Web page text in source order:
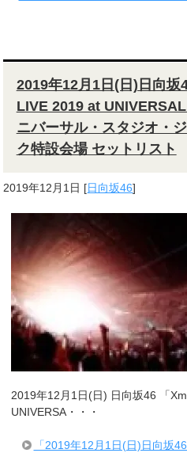
2019年12月1日(日)日向
LIVE 2019 at
ニバーサル・スタジオ・
ク特設会場 セットリスト
2019年12月1日 [日向坂46]
2019年12月1日(日) 日向坂46 「
UNIVERSA・・・
「2019年12月1日(日)日向坂